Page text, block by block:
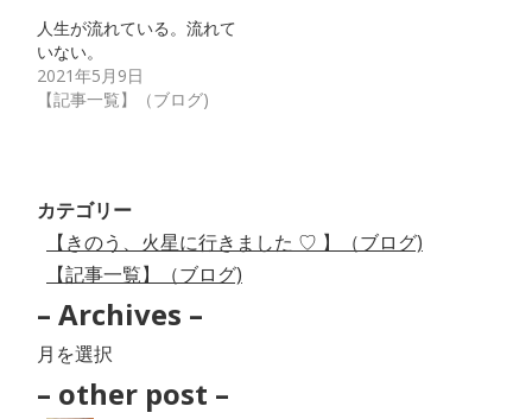
人生が流れている。流れて
いない。
2021年5月9日
【記事一覧】（ブログ)
カテゴリー
【きのう、火星に行きました ♡ 】（ブログ)
【記事一覧】（ブログ)
– Archives –
–
Archives
– other post –